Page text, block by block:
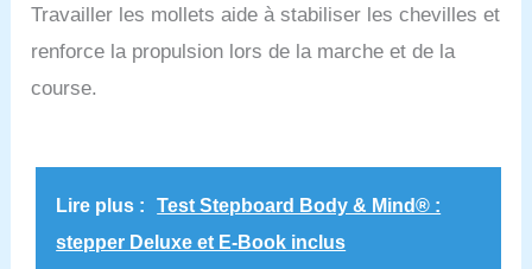
durabilité et leur capacité à supporter des usages
Facile et Entretien Pratique : Le lot de 6 chaises
des environnements à fort passage comme les
Travailler les mollets aide à stabiliser les chevilles et
renforce la propulsion lors de la marche et de la
course.
Lire plus :
Test Stepboard Body & Mind® :
stepper Deluxe et E-Book inclus